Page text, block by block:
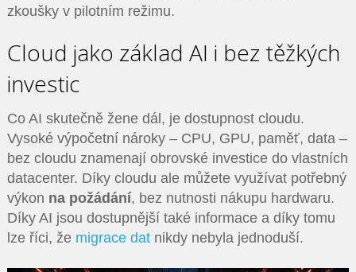
zkoušky v pilotním režimu.
Cloud jako základ AI i bez těžkých
investic
Co AI skutečně žene dál, je dostupnost cloudu.
Vysoké výpočetní nároky – CPU, GPU, paměť, data –
bez cloudu znamenají obrovské investice do vlastních
datacenter. Díky cloudu ale můžete využívat potřebný
výkon na požádání, bez nutnosti nákupu hardwaru.
Díky AI jsou dostupnější také informace a díky tomu
lze říci, že migrace datnikdy nebyla jednoduší.